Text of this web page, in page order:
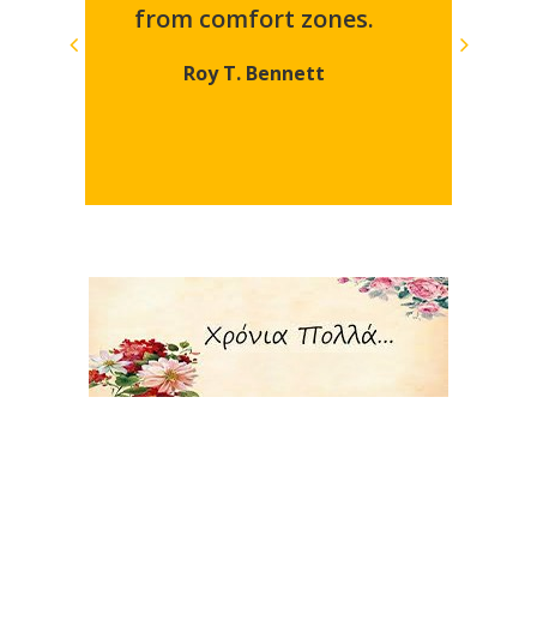
from comfort zones.
Roy T. Bennett